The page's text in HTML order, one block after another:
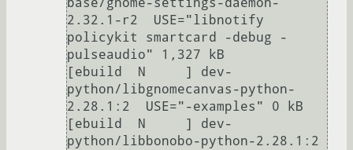
base/gnome-settings-daemon-
2.32.1-r2  USE="libnotify
policykit smartcard -debug -
pulseaudio" 1,327 kB
[ebuild  N     ] dev-
python/libgnomecanvas-python-
2.28.1:2  USE="-examples" 0 kB
[ebuild  N     ] dev-
python/libbonobo-python-2.28.1:2